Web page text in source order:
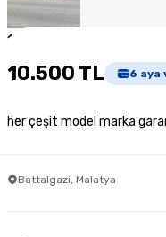
1
10.500 TL 6 aya
her çeşit model marka
Battalgazi, Malatya